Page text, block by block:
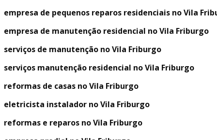
empresa de pequenos reparos residenciais no Vila
empresa de manutenção residencial no Vila Friburgo
serviços de manutenção no Vila Friburgo
serviços manutenção residencial no Vila Friburgo
reformas de casas no Vila Friburgo
eletricista instalador no Vila Friburgo
reformas e reparos no Vila Friburgo